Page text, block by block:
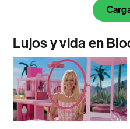
Lujos y vida en